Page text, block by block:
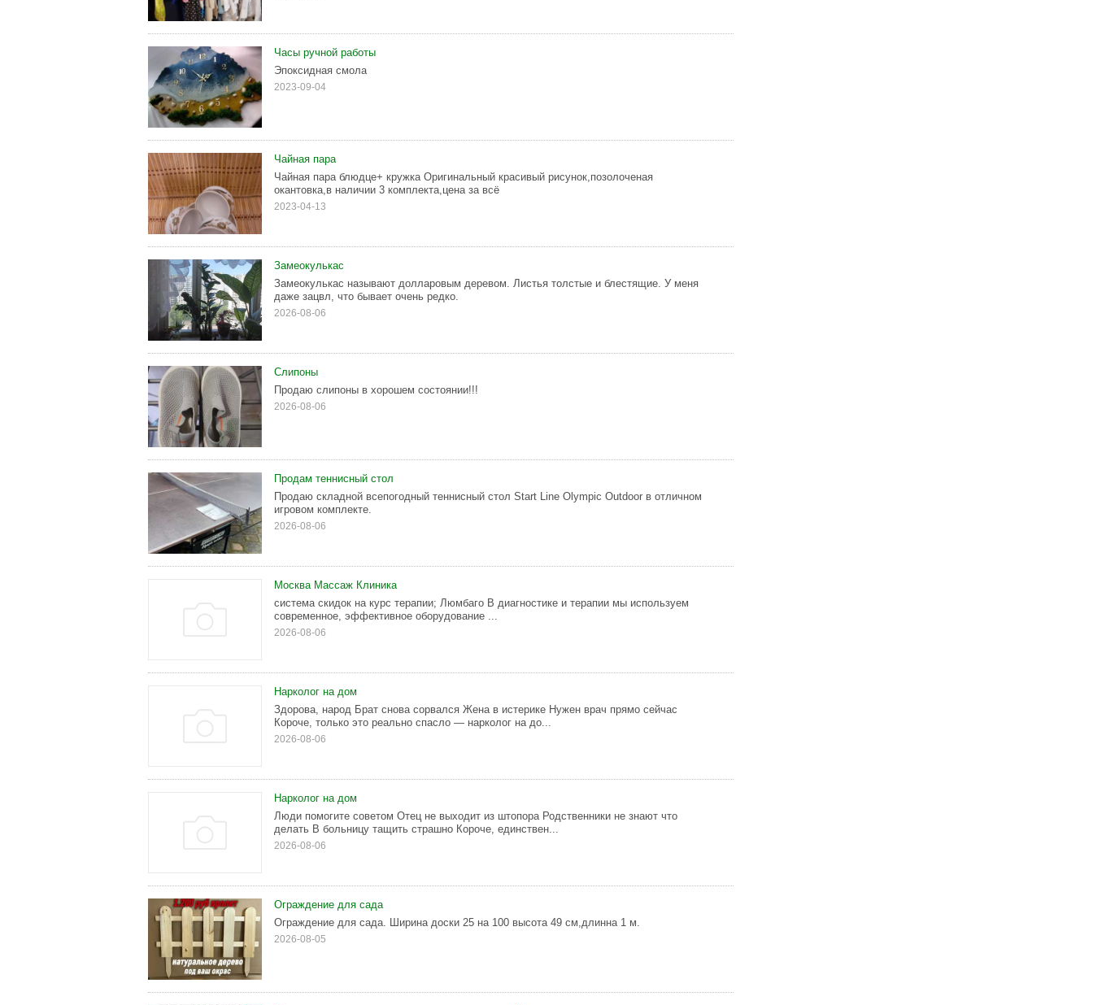
Часы ручной работы
Эпоксидная смола
2023-09-04
Чайная пара
Чайная пара блюдце+ кружка Оригинальный красивый рисунок,позолоченая
окантовка,в наличии 3 комплекта,цена за всё
2023-04-13
Замеокулькас
Замеокулькас называют долларовым деревом. Листья толстые и блестящие. У меня
даже зацвл, что бывает очень редко.
2026-08-06
Слипоны
Продаю слипоны в хорошем состоянии!!!
2026-08-06
Продам теннисный стол
Продаю складной всепогодный теннисный стол Start Line Olympic Outdoor в отличном
игровом комплекте.
2026-08-06
Москва Массаж Клиника
система скидок на курс терапии; Люмбаго В диагностике и терапии мы используем
современное, эффективное оборудование ...
2026-08-06
Нарколог на дом
Здорова, народ Брат снова сорвался Жена в истерике Нужен врач прямо сейчас
Короче, только это реально спасло — нарколог на до...
2026-08-06
Нарколог на дом
Люди помогите советом Отец не выходит из штопора Родственники не знают что
делать В больницу тащить страшно Короче, единствен...
2026-08-06
Ограждение для сада
Ограждение для сада. Ширина доски 25 на 100 высота 49 см,длинна 1 м.
2026-08-05